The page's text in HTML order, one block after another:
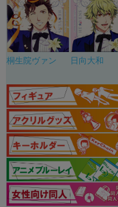
桐生院ヴァン 日向大和